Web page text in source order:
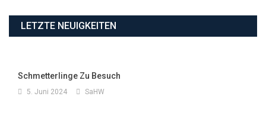
LETZTE NEUIGKEITEN
Schmetterlinge Zu Besuch
5. Juni 2024 SaHW